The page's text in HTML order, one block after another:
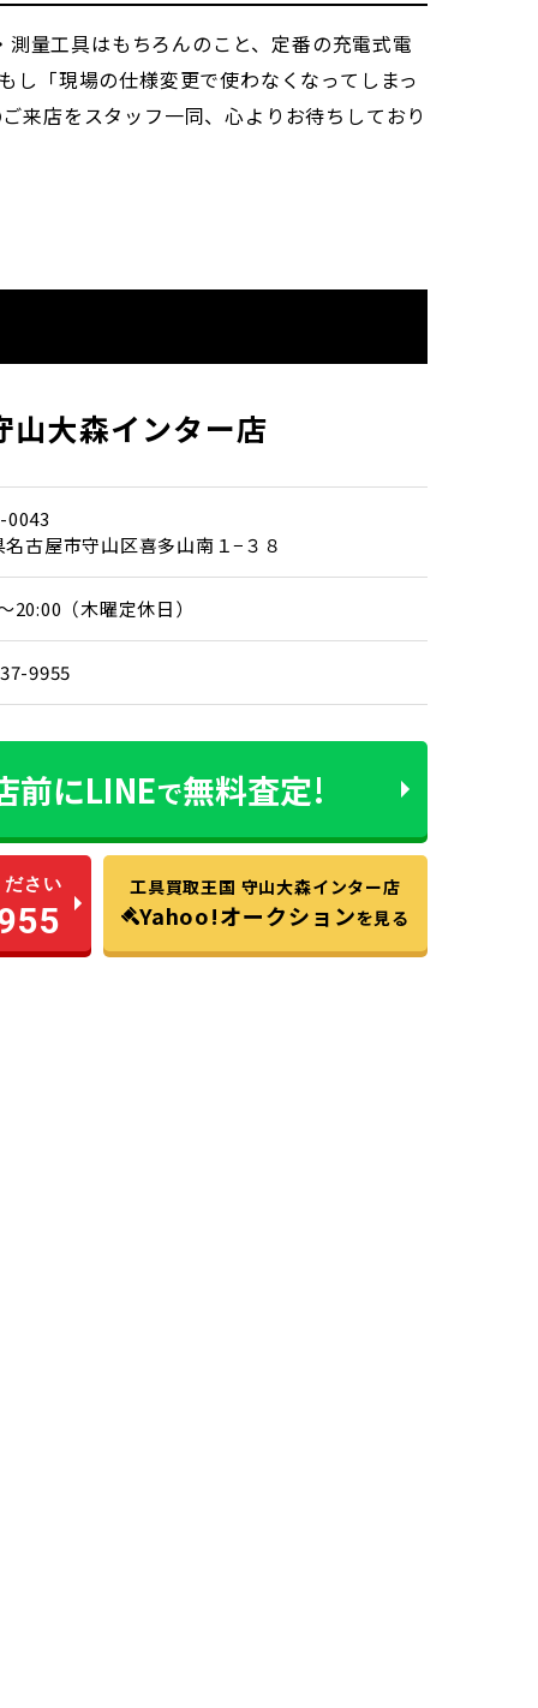
量工具はもちろんのこと、定番の充電式電
し「現場の仕様変更で使わなくなってしまっ
来店をスタッフ一同、心よりお待ちしており
山大森インター店
0043
名古屋市守山区喜多山南１−３８
20:00（木曜定休日）
9955
前にLINEで無料査定!
ださい 工具買取王国 守山大森インター店
Yahoo!オークションを見る